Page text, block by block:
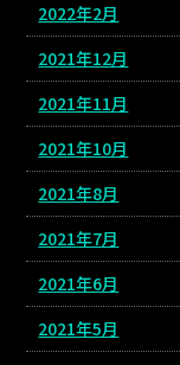
2022年2月
2021年12月
2021年11月
2021年10月
2021年8月
2021年7月
2021年6月
2021年5月